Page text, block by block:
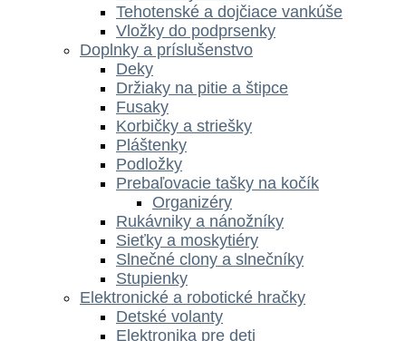
Tehotenské a dojčiace vankúše
Vložky do podprsenky
Doplnky a príslušenstvo
Deky
Držiaky na pitie a štipce
Fusaky
Korbičky a striešky
Pláštenky
Podložky
Prebaľovacie tašky na kočík
Organizéry
Rukávniky a nánožníky
Sieťky a moskytiéry
Slnečné clony a slnečníky
Stupienky
Elektronické a robotické hračky
Detské volanty
Elektronika pre deti